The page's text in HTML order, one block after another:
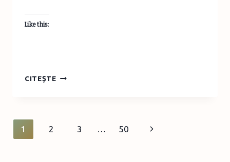
Like this:
CITEȘTEHAI
SEARĂ
Page
1 2 3 … 50
Next